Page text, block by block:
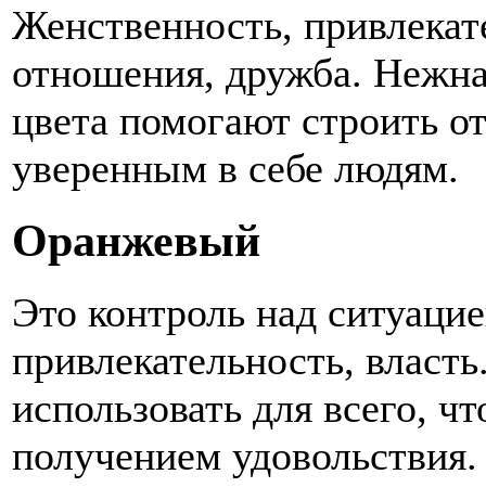
Женственность,
отношения, дружба.
цвета помогают строить
уверенным в себе людям.
Оранжевый
Это контроль над
привлекательность,
использовать для всего,
получением